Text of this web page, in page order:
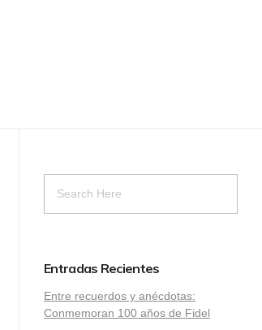
Entradas Recientes
Entre recuerdos y anécdotas:
Conmemoran 100 años de Fidel